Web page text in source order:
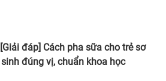
[Giải đáp] Cách pha sữa cho trẻ sơ
sinh đúng vị, chuẩn khoa học